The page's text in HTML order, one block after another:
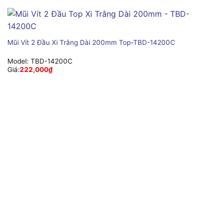
Mũi Vít 2 Đầu Xi Trắng Dài 200mm Top-TBD-14200C
Model: TBD-14200C
Giá:222,000₫